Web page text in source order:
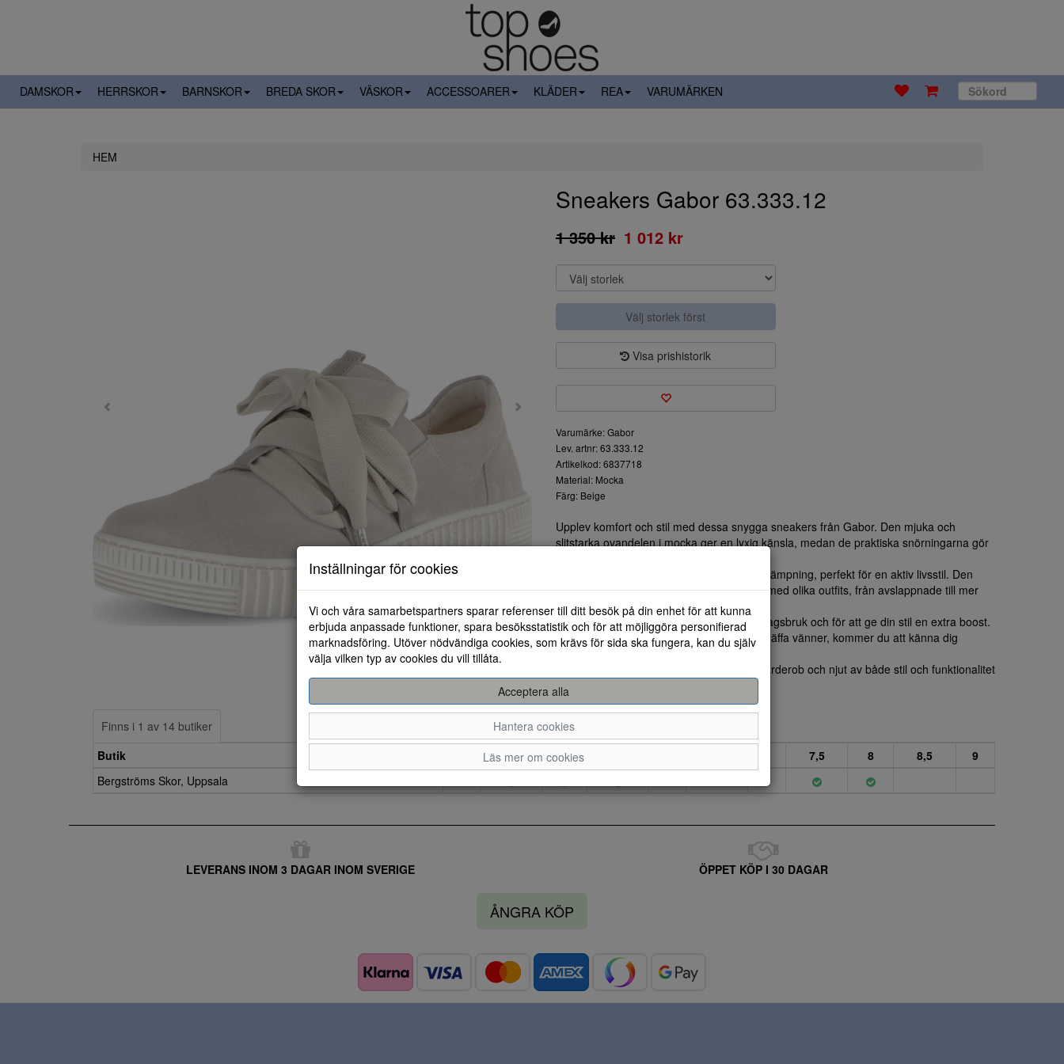
DAMSKOR HERRSKOR BARNSKOR BREDA SKOR VÄSKOR ACCESSOARER KLÄDER REA VARUMÄRKEN
HEM
Sneakers Gabor 63.333.12
1 350 kr 1 012 kr
Välj storlek först
Visa prishistorik
Varumärke: Gabor
Lev. artnr: 63.333.12
Artikelkod: 6837718
Material: Mocka
Färg: Beige
Upplev komfort och stil med dessa snygga sneakers från Gabor. Den mjuka och
slitstarka ovandelen i mocka ger en lyxig känsla, medan de praktiska snörningarna gör
Sulan är designad för att ge bra stöd och dämpning, perfekt för en aktiv livsstil. Den
neutrala färgen gör skorna lätt att matcha med olika outfits, från avslappnade till mer
klädda tillfällen.
Dessa sneakers är idealiska både för vardagsbruk och för att ge din stil en extra boost.
Oavsett om du ska på en promenad eller träffa vänner, kommer du att känna dig
bekväm och se fantastisk ut.
Gör dessa sneakers till en del av din skogarderob och njut av både stil och funktionalitet
hela dagen.
Finns i 1 av 14 butiker
Butik
4,5 5 7,5 8 8,5
9
Bergströms Skor, Uppsala
LEVERANS INOM 3 DAGAR INOM SVERIGE ÖPPET KÖP I 30 DAGAR
ÅNGRA KÖP
Inställningar för cookies
Vi och våra samarbetspartners sparar referenser till ditt besök på din enhet för att kunna
erbjuda anpassade funktioner, spara besöksstatistik och för att möjliggöra personifierad
marknadsföring. Utöver nödvändiga cookies, som krävs för sida ska fungera, kan du själv
välja vilken typ av cookies du vill tillåta.
Acceptera alla
Hantera cookies
Läs mer om cookies